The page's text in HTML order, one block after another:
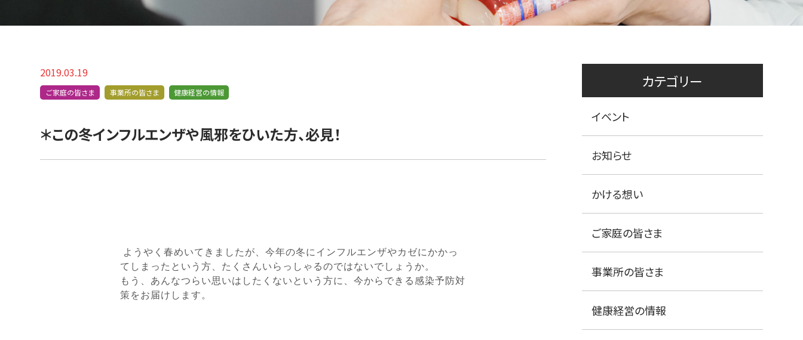
2019.03.19
ご家庭の皆さま 事業所の皆さま 健康経営の情報
＊この冬インフルエンザや風邪をひいた方、必見！
ようやく春めいてきましたが、今年の冬にインフルエンザやカゼにかかっ
てしまったという方、たくさんいらっしゃるのではないでしょうか。
もう、あんなつらい思いはしたくないという方に、今からできる感染予防対
策をお届けします。
カテゴリー
イベント
お知らせ
かける想い
ご家庭の皆さま
事業所の皆さま
健康経営の情報